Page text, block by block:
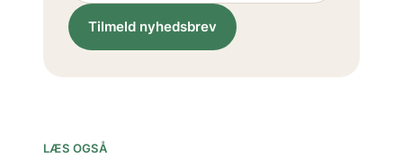
Tilmeld nyhedsbrev
LÆS OGSÅ